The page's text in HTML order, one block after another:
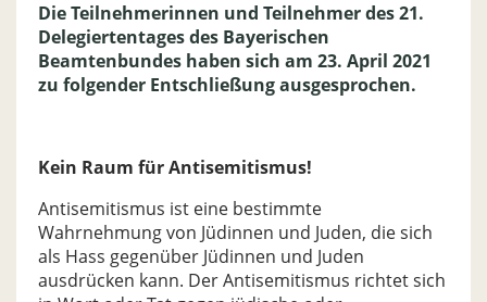
Die Teilnehmerinnen und Teilnehmer des 21.
Delegiertentages des Bayerischen
Beamtenbundes haben sich am 23. April 2021
zu folgender Entschließung ausgesprochen.
Kein Raum für Antisemitismus!
Antisemitismus ist eine bestimmte
Wahrnehmung von Jüdinnen und Juden, die sich
als Hass gegenüber Jüdinnen und Juden
ausdrücken kann. Der Antisemitismus richtet sich